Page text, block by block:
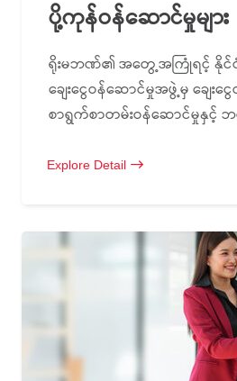
ပို့ကုန်ဝန်ဆောင်မှုများ
ရိုးမဘဏ်၏ အတွေ့အကြုံရင့် နို
ချေးငွေဝန်ဆောင်မှုအဖွဲ့မှ ချေးငွ
စာရွက်စာတမ်းဝန်ဆောင်မှုနှင့် ဘ
Explore Detail